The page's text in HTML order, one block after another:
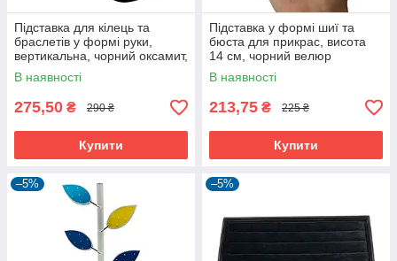
Підставка для кілець та
браслетів у формі руки,
вертикальна, чорний оксамит,
висота 22 см, ширина 8,5 см,
вживана
В наявності
275,50 ₴ 290 ₴
Купити
Підставка у формі шиї та
бюста для прикрас, висота
14 см, чорний велюр
В наявності
213,75 ₴ 225 ₴
Купити
–5% –5%